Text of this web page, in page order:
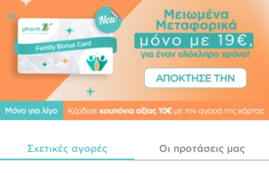
Σχετικές αγορές Οι προτάσεις μας